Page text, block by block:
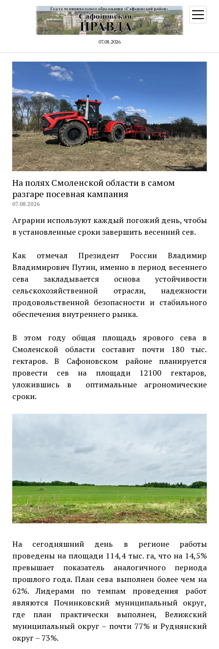
07.08.2026
меню
На полях Смоленской области в самом
разгаре посевная кампания
07.08.2026
Аграрии используют каждый погожий день, чтобы
в установленные сроки завершить весенний сев.
Как отмечал Президент России Владимир
Владимирович Путин, именно в период весеннего
сева закладывается основа устойчивости
сельскохозяйственной отрасли, надежности
продовольственной безопасности и стабильного
обеспечения внутреннего рынка.
В этом году общая площадь ярового сева в
Смоленской области составит почти 180 тыс.
гектаров. В Сафоновском районе планируется
провести сев на площади 12100 гектаров,
уложившись в оптимальные агрономические
сроки.
На сегодняшний день в регионе работы
проведены на площади 114,4 тыс. га, что на 14,5%
превышает показатель аналогичного периода
прошлого года. План сева выполнен более чем на
62%. Лидерами по темпам проведения работ
являются Починковский муниципальный округ,
где план практически выполнен, Велижский
муниципальный округ – почти 77% и Руднянский
округ – 73%.